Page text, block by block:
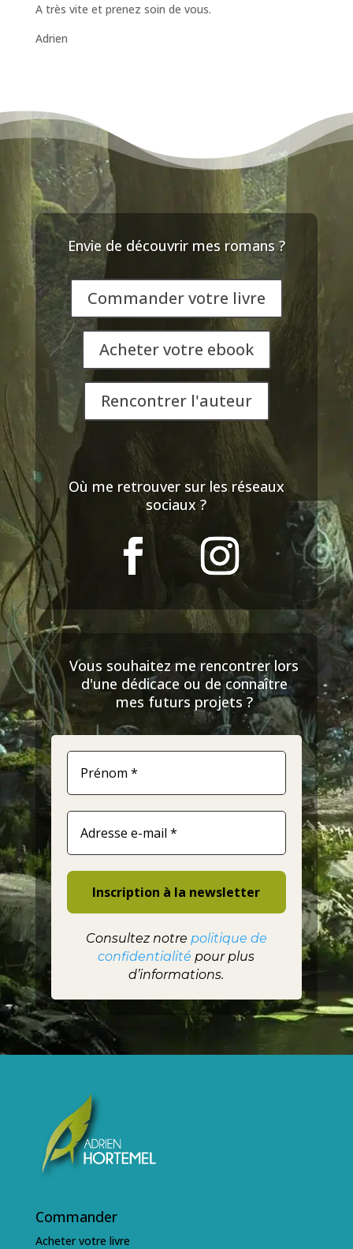
A très vite et prenez soin de vous.
Adrien
Envie de découvrir mes romans ?
Commander votre livre
Acheter votre ebook
Rencontrer l'auteur
Où me retrouver sur les réseaux
sociaux ?
Vous souhaitez me rencontrer lors
d'une dédicace ou de connaître
mes futurs projets ?
Consultez notre politique de
confidentialité pour plus
d’informations.
Commander
Acheter votre livre